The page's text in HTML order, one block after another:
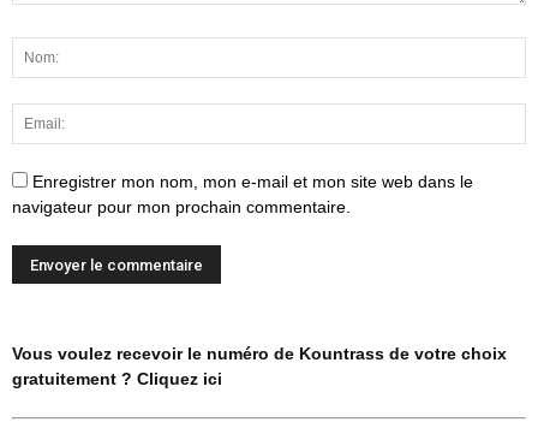
Enregistrer mon nom, mon e-mail et mon site web dans le
navigateur pour mon prochain commentaire.
Vous voulez recevoir le numéro de Kountrass de votre choix
gratuitement ? Cliquez ici